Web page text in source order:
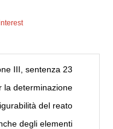
III, sentenza 23
la determinazione
del reato
degli elementi